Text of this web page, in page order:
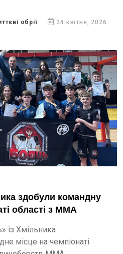
обрії 24 квітня, 2026
здобули командну
області з ММА
із Хмільника
місце на чемпіонаті